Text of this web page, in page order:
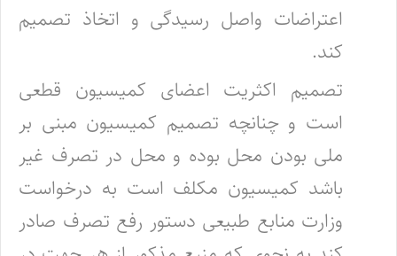
اعتراضات واصل رسیدگی و اتخاذ تصمیم
کند.
تصمیم اکثریت اعضای کمیسیون قطعی
است و چنانچه تصمیم کمیسیون مبنی بر
ملی بودن محل بوده و محل در تصرف غیر
باشد کمیسیون مکلف ‌است به درخواست
وزارت منابع طبیعی دستور رفع تصرف صادر